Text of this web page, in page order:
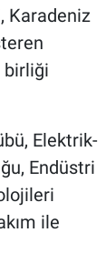
Karadeniz
birliği
Elektrik-
Endüstri
ile